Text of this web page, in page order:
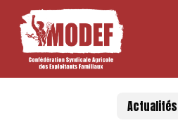
content
Actualités